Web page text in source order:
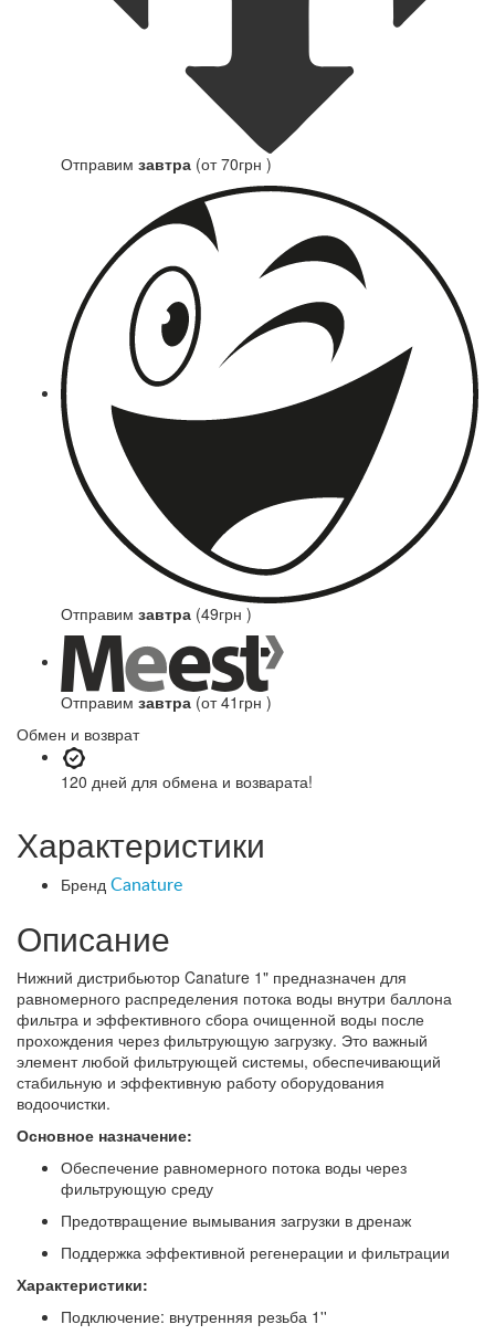
Отправим завтра (от 70грн )
Отправим завтра (49грн )
Отправим завтра (от 41грн )
Обмен и возврат
120 дней для обмена и возварата!
Характеристики
Бренд Canature
Описание
Нижний дистрибьютор Canature 1" предназначен для
равномерного распределения потока воды внутри баллона
фильтра и эффективного сбора очищенной воды после
прохождения через фильтрующую загрузку. Это важный
элемент любой фильтрующей системы, обеспечивающий
стабильную и эффективную работу оборудования
водоочистки.
Основное назначение:
Обеспечение равномерного потока воды через
фильтрующую среду
Предотвращение вымывания загрузки в дренаж
Поддержка эффективной регенерации и фильтрации
Характеристики:
Подключение: внутренняя резьба 1''